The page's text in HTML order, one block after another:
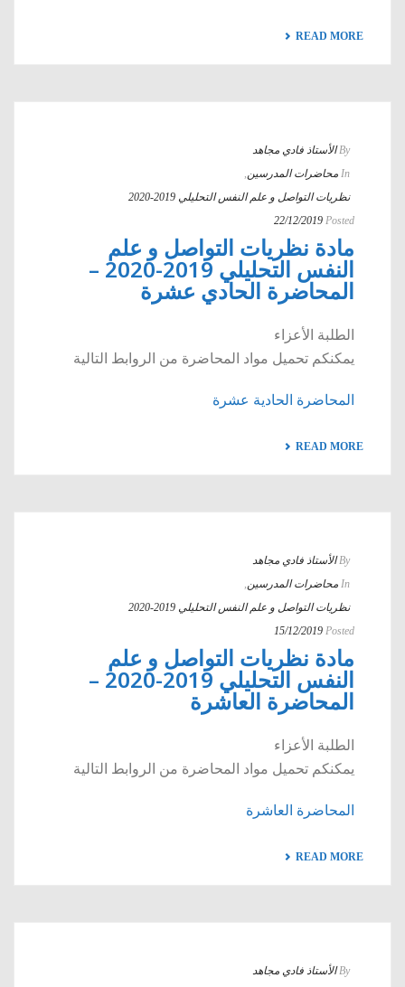
READ MORE
By الأستاذ فادي مجاهد
In محاضرات المدرسين,
نظريات التواصل و علم النفس التحليلي 2019-2020
Posted
22/12/2019
مادة نظريات التواصل و علم
النفس التحليلي 2019-2020 –
المحاضرة الحادي عشرة
الطلبة الأعزاء
يمكنكم تحميل مواد المحاضرة من الروابط التالية
المحاضرة الحادية عشرة
READ MORE
By الأستاذ فادي مجاهد
In محاضرات المدرسين,
نظريات التواصل و علم النفس التحليلي 2019-2020
Posted
15/12/2019
مادة نظريات التواصل و علم
النفس التحليلي 2019-2020 –
المحاضرة العاشرة
الطلبة الأعزاء
يمكنكم تحميل مواد المحاضرة من الروابط التالية
المحاضرة العاشرة
READ MORE
By الأستاذ فادي مجاهد